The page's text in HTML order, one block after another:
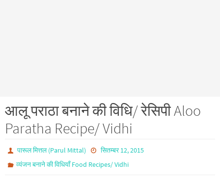
आलू पराठा बनाने की विधि/ रेसिपी Aloo
Paratha Recipe/ Vidhi
पारूल मित्तल (Parul Mittal)
सितम्बर 12, 2015
व्यंजन बनाने की विधियाँ Food Recipes/ Vidhi